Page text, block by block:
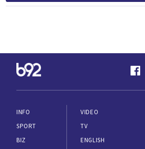
INFO
SPORT
BIZ
VIDEO
TV
ENGLISH